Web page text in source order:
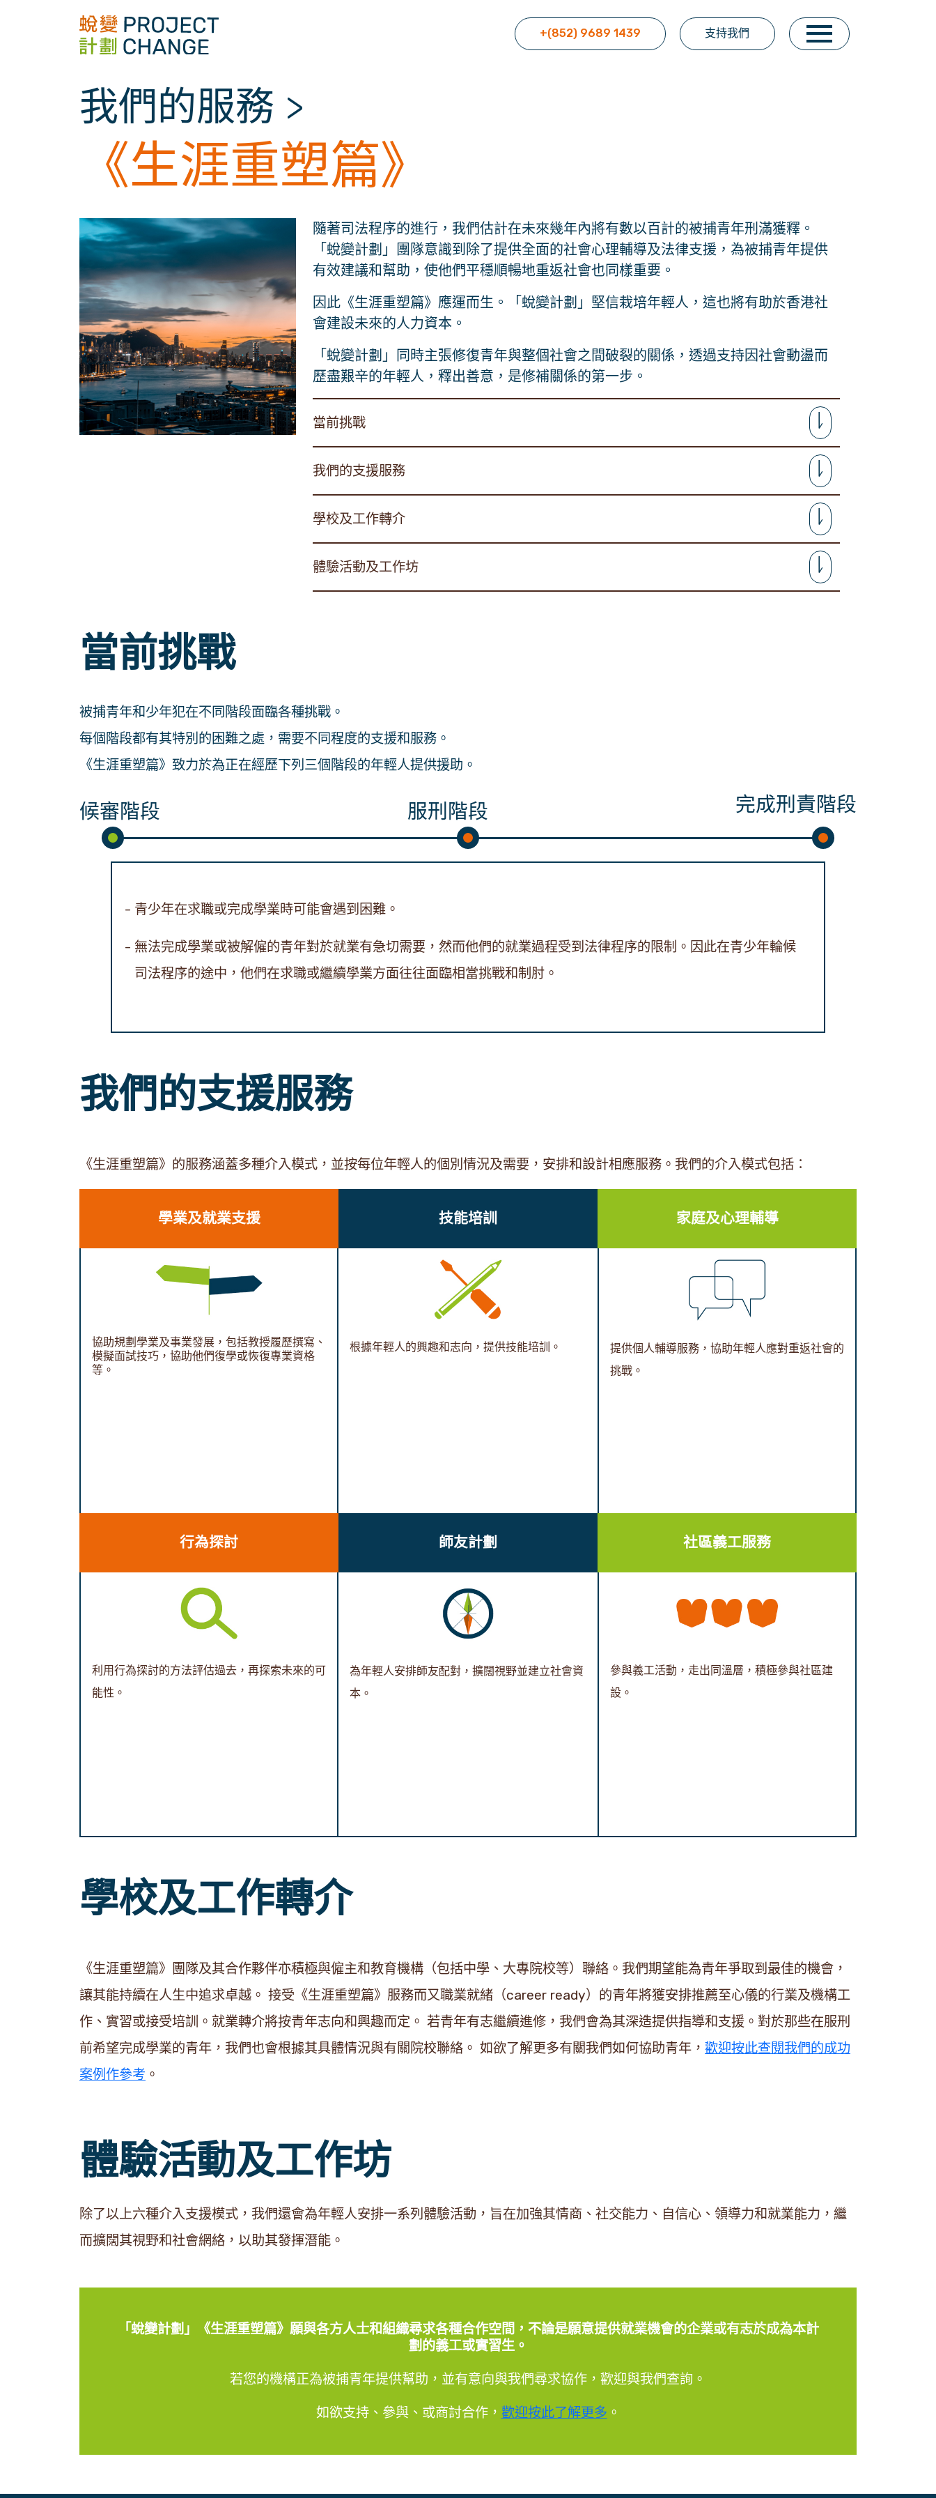
+(852) 9689 1439 支持我們
我們的服務 >
《生涯重塑篇》
隨著司法程序的進行，我們估計在未來幾年內將有數以百計的被捕青年刑滿獲釋。
「蛻變計劃」團隊意識到除了提供全面的社會心理輔導及法律支援，為被捕青年提供
有效建議和幫助，使他們平穩順暢地重返社會也同樣重要。
因此《生涯重塑篇》應運而生。「蛻變計劃」堅信栽培年輕人，這也將有助於香港社
會建設未來的人力資本。
「蛻變計劃」同時主張修復青年與整個社會之間破裂的關係，透過支持因社會動盪而
歷盡艱辛的年輕人，釋出善意，是修補關係的第一步。
當前挑戰
我們的支援服務
學校及工作轉介
體驗活動及工作坊
當前挑戰
被捕青年和少年犯在不同階段面臨各種挑戰。
每個階段都有其特別的困難之處，需要不同程度的支援和服務。
《生涯重塑篇》致力於為正在經歷下列三個階段的年輕人提供援助。
候審階段 服刑階段 完成刑責階段
青少年在求職或完成學業時可能會遇到困難。
無法完成學業或被解僱的青年對於就業有急切需要，然而他們的就業過程受到法律程序的限制。因此在青少年輪候
司法程序的途中，他們在求職或繼續學業方面往往面臨相當挑戰和制肘。
我們的支援服務
《生涯重塑篇》的服務涵蓋多種介入模式，並按每位年輕人的個別情況及需要，安排和設計相應服務。我們的介入模式包括：
學業及就業支援
協助規劃學業及事業發展，包括教授履歷撰寫、
模擬面試技巧，協助他們復學或恢復專業資格
等。
技能培訓
根據年輕人的興趣和志向，提供技能培訓。
家庭及心理輔導
提供個人輔導服務，協助年輕人應對重返社會的
挑戰。
行為探討
利用行為探討的方法評估過去，再探索未來的可
能性。
師友計劃
為年輕人安排師友配對，擴闊視野並建立社會資
本。
社區義工服務
參與義工活動，走出同溫層，積極參與社區建
設。
學校及工作轉介
《生涯重塑篇》團隊及其合作夥伴亦積極與僱主和教育機構（包括中學、大專院校等）聯絡。我們期望能為青年爭取到最佳的機會，
讓其能持續在人生中追求卓越。 接受《生涯重塑篇》服務而又職業就緒（career ready）的青年將獲安排推薦至心儀的行業及機構工
作、實習或接受培訓。就業轉介將按青年志向和興趣而定。 若青年有志繼續進修，我們會為其深造提供指導和支援。對於那些在服刑
前希望完成學業的青年，我們也會根據其具體情況與有關院校聯絡。 如欲了解更多有關我們如何協助青年， 歡迎按此查閱我們的成功
案例作參考 。
體驗活動及工作坊
除了以上六種介入支援模式，我們還會為年輕人安排一系列體驗活動，旨在加強其情商、社交能力、自信心、領導力和就業能力，繼
而擴闊其視野和社會網絡，以助其發揮潛能。
「蛻變計劃」《生涯重塑篇》願與各方人士和組織尋求各種合作空間，不論是願意提供就業機會的企業或有志於成為本計
劃的義工或實習生。
若您的機構正為被捕青年提供幫助，並有意向與我們尋求協作，歡迎與我們查詢。
如欲支持、參與、或商討合作， 歡迎按此了解更多 。